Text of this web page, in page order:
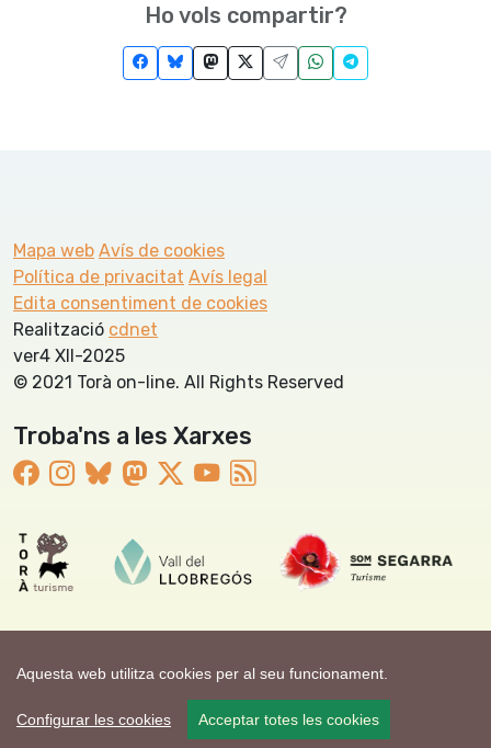
Aquesta web utilitza cookies per al seu funcionament.
Configurar les cookies Acceptar totes les cookies
Ho vols compartir?
Mapa web Avís de cookies
Política de privacitat Avís legal
Edita consentiment de cookies
Realització cdnet
ver4 XII-2025
© 2021 Torà on-line. All Rights Reserved
Troba'ns a les Xarxes